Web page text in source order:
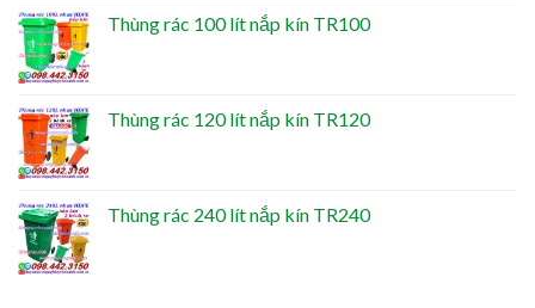
Thùng rác 100 lít nắp kín TR100
Thùng rác 120 lít nắp kín TR120
Thùng rác 240 lít nắp kín TR240